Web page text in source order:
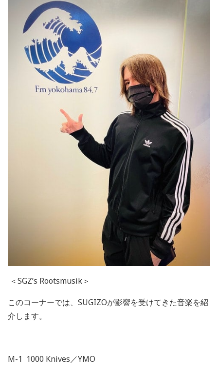
＜SGZ’s Rootsmusik＞
このコーナーでは、 SUGIZOが影響を受けてきた音楽を紹
介します。
M-1 1000 Knives／YMO